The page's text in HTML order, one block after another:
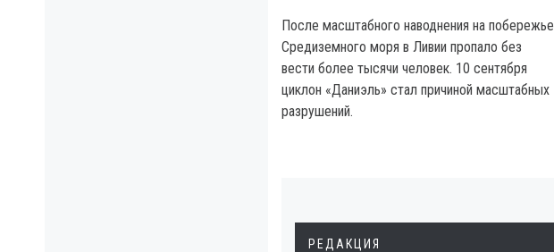
После масштабного наводнения на побережье
Средиземного моря в Ливии пропало без
вести более тысячи человек. 10 сентября
циклон «Даниэль» стал причиной масштабных
разрушений.
РЕДАКЦИЯ